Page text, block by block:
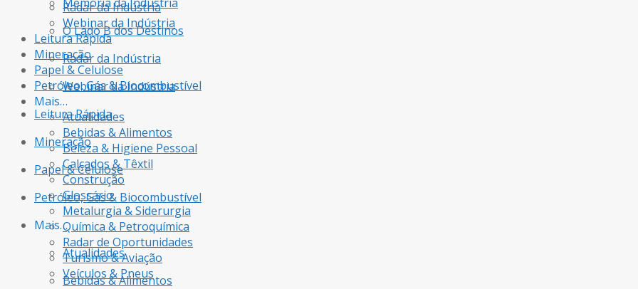
O Lado B dos Destinos
Radar da Indústria
Webinar da Indústria
Leitura Rápida
Mineração
Papel & Celulose
Petróleo, Gás & Biocombustível
Mais…
Atualidades
Bebidas & Alimentos
Radar da Indústria
Webinar da Indústria
Leitura Rápida
Mineração
Papel & Celulose
Petróleo, Gás & Biocombustível
Mais…
Atualidades
Bebidas & Alimentos
Beleza & Higiene Pessoal
Calçados & Têxtil
Construção
Glossário
Metalurgia & Siderurgia
Química & Petroquímica
Radar de Oportunidades
Turismo & Aviação
Veículos & Pneus